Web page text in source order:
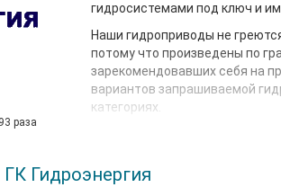
раза
гидросистемами под ключ и
Наши гидроприводы не
потому что произведены по
зарекомендовавших себя на
вариантов запрашиваемой
категориях.
Решаем как стандартные,
гидростанции. Кроме того у
гидравлических. Гигантские
Гидроэнергия